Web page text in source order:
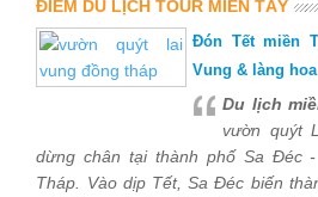
ĐIỂM DU LỊCH TOUR MIỀN TÂY
Đón Tết miền
Vung & làng
Du lịch
vườn quýt
dừng chân tại thành phố Sa Đéc
Tháp. Vào dịp Tết, Sa Đéc biến